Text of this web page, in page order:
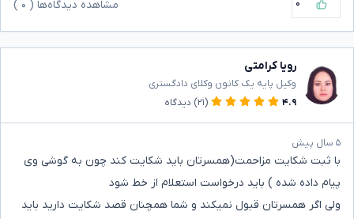
۰ مشاهده دیدگاه‌ها ( ۰
رویا کرامتی
وکیل پایه یک کانون وکلای دادگستری
۴.۹
(۲۱) دیدگاه
۵ سال پیش
با ثبت شکایت مزاحمت(همسرتان باید شکایت کند چون به گوشی وی
پیام داده شده ) باید درخواست استعلام از خط شود
ولی اگر همسرتان قبول نمیکند و شما همچنان قصد شکایت دارید باید